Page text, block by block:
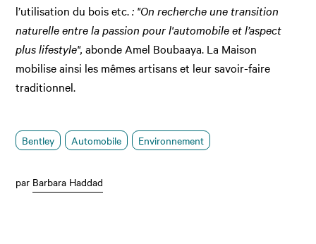
l’utilisation du bois etc.: "On recherche une transition
naturelle entre la passion pour l'automobile et l’aspect
plus lifestyle", abonde Amel Boubaaya. La Maison
mobilise ainsi les mêmes artisans et leur savoir-faire
traditionnel.
Bentley Automobile Environnement
par Barbara Haddad